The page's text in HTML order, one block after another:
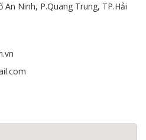
An Ninh, P.Quang Trung, TP.Hải